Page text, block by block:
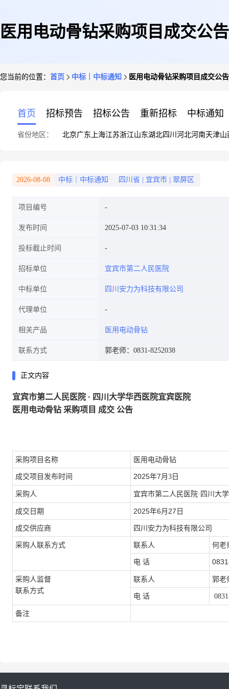
医用电动骨钻采购项目成交公告
您当前的位置： 首页 中标｜中标通知 医用电动骨钻采购项目成交公告
首页 招标预告 招标公告 重新招标 中标通知
省份地区： 北京广东 上海江苏浙江山东湖北四川 河北河南天津山
2026-08-08 中标｜中标通知 四川省 宜宾市 翠屏区
项目编号
发布时间 2025-07-03 10:31:34
投标截止时间
招标单位 宜宾市第二人民医院
中标单位 四川安力为科技有限公司
代理单位
相关产品 医用电动骨钻
联系方式 郭老师：0831-8252038
正文内容
宜宾市第二人民医院 · 四川大学华西医院宜宾医院
医用电动骨钻 采购项目 成交 公告
采购项目名称 医用电动骨钻
成交项目发布时间 2025年7月3 日
采购人 宜宾市第二人民医院·四川大
成交日期 2025年6月 27 日
成交供应商 四川安力为科技有限公司
采购人联系方式 联系人 何老
电 话
采购人监督
联系方式
联系人 郭老
电 话
备注